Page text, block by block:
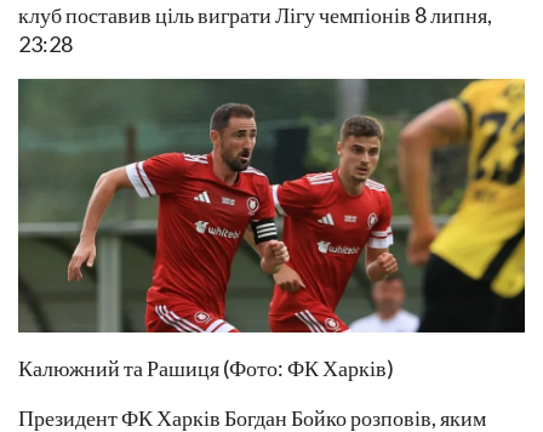
клуб поставив ціль виграти Лігу чемпіонів 8 липня,
23:28
Калюжний та Рашиця (Фото: ФК Харків)
Президент ФК Харків Богдан Бойко розповів, яким